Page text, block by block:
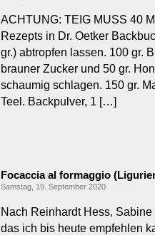
ACHTUNG: TEIG MUSS 40
Rezepts in Dr. Oetker
gr.) abtropfen lassen. 100 gr.
brauner Zucker und 50 gr.
schaumig schlagen. 150 gr.
Teel. Backpulver, 1 […]
Focaccia al formaggio
Samstag, 19. September 2020
Nach Reinhardt Hess,
das ich bis heute empfehlen